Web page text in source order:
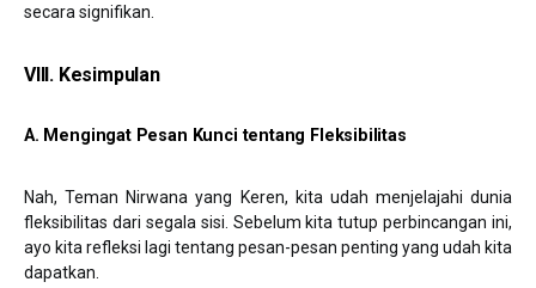
secara signifikan.
VIII. Kesimpulan
A. Mengingat Pesan Kunci tentang Fleksibilitas
Nah, Teman Nirwana yang Keren, kita udah menjelajahi dunia
fleksibilitas dari segala sisi. Sebelum kita tutup perbincangan ini,
ayo kita refleksi lagi tentang pesan-pesan penting yang udah kita
dapatkan.